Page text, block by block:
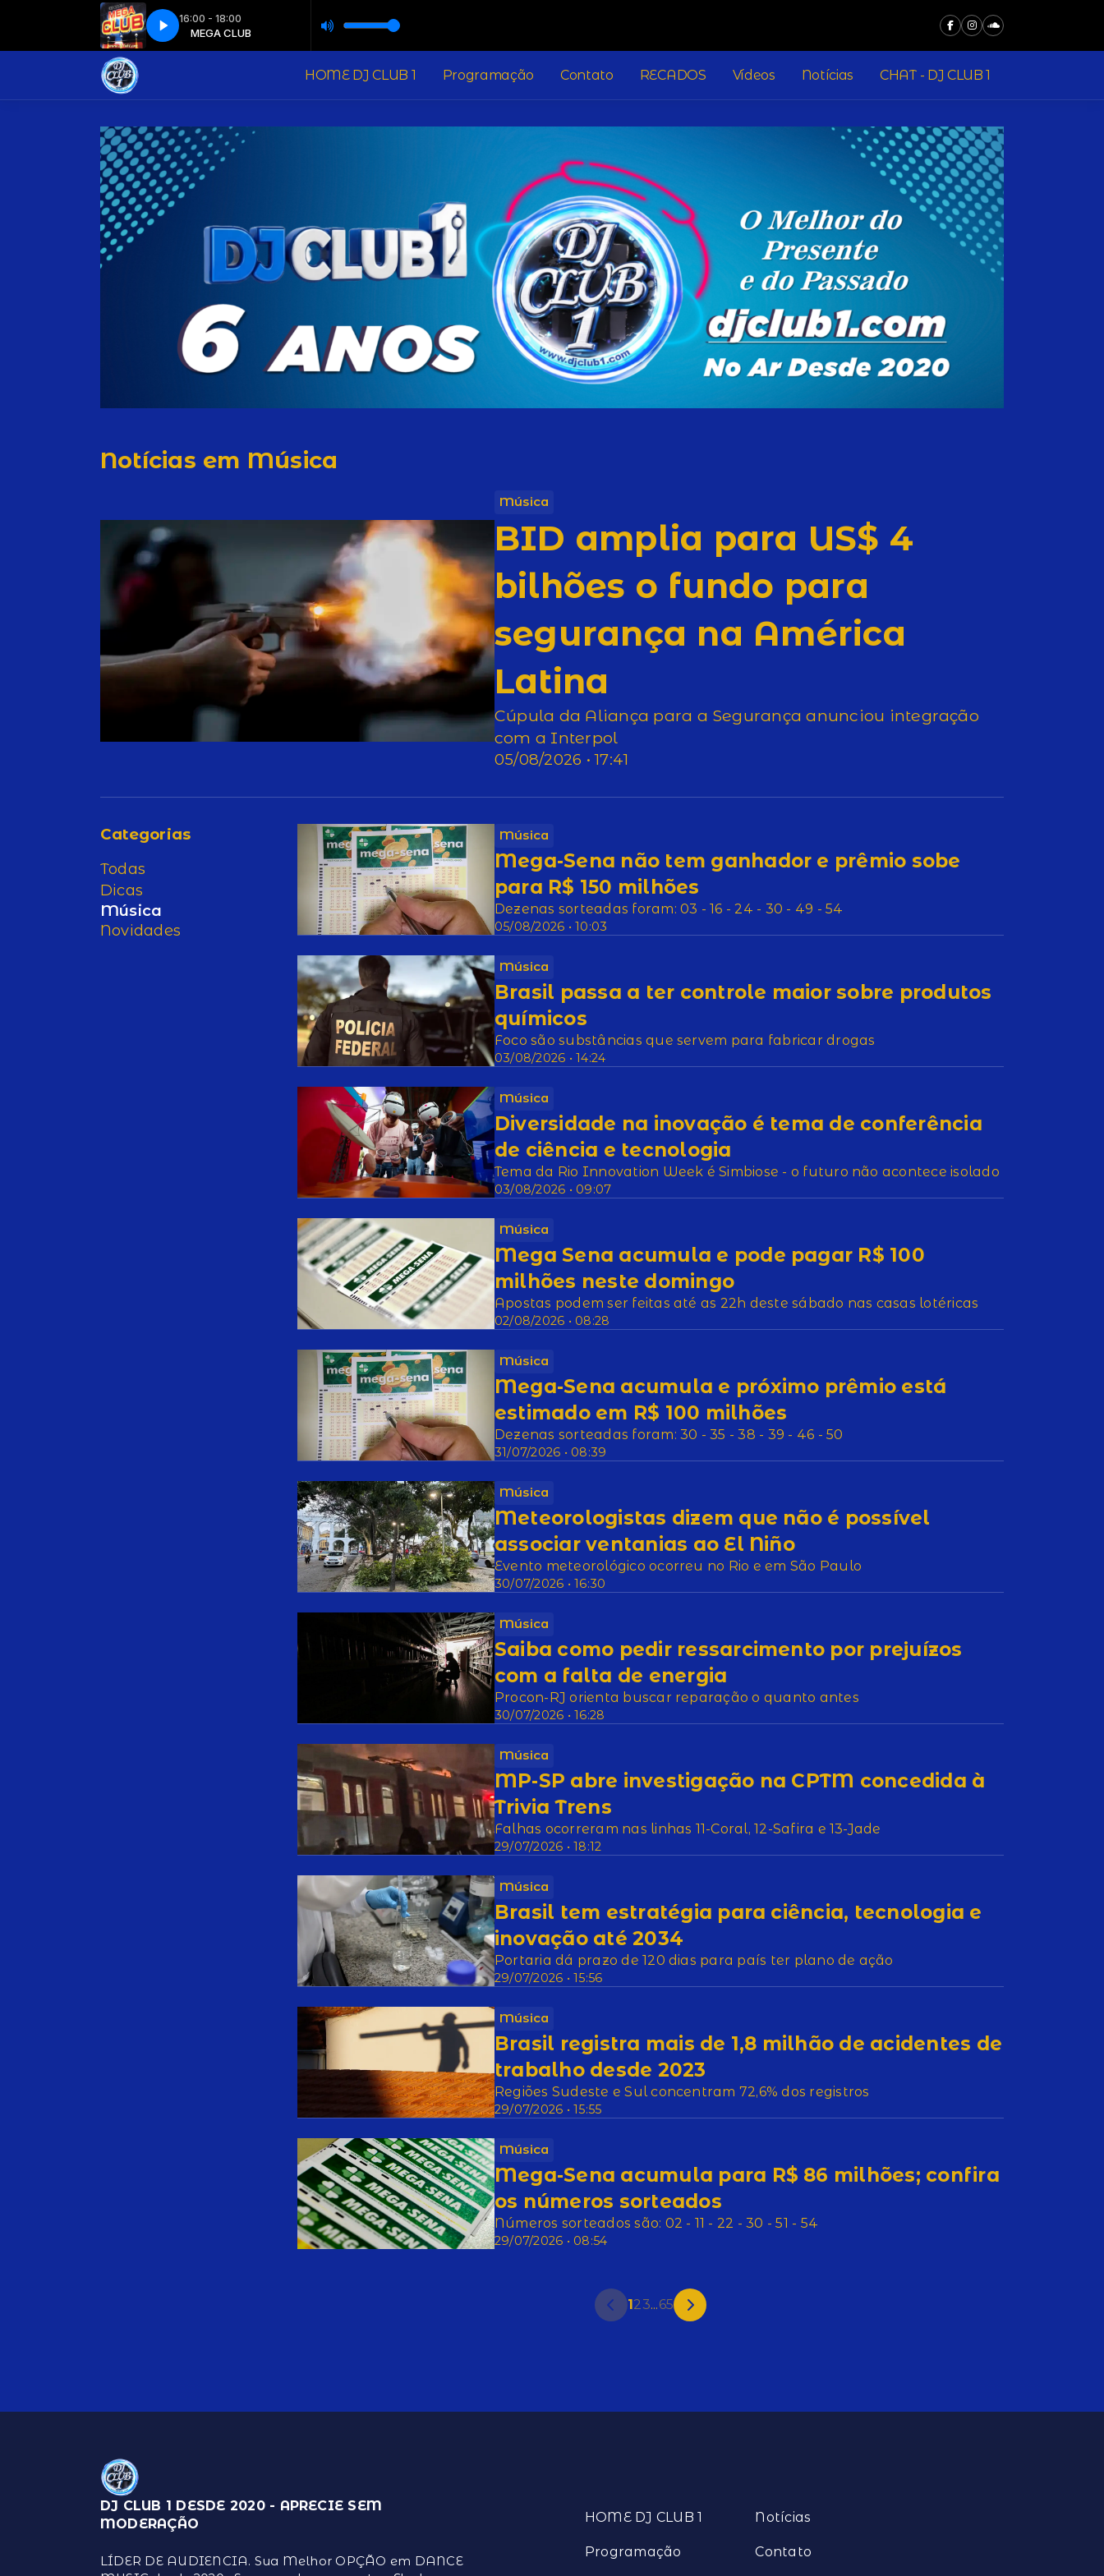
16:00 - 18:00
MEGA CLUB MEGA CLUB
Sabrina Carpenter - Bring Your Love Madonna e Sabrina Carpenter - Bring Your Love
HOME DJ CLUB 1 Programação Contato RECADOS Vídeos Notícias CHAT - DJ CLUB 1
Notícias em Música
Música
05/08/2026 • 17:41
BID amplia para US$ 4
bilhões o fundo para
segurança na América
Latina
Cúpula da Aliança para a Segurança anunciou integração
com a Interpol
Categorias
Todas
Dicas
Música
Novidades
Música
05/08/2026 • 10:03
Mega-Sena não tem ganhador e prêmio sobe
para R$ 150 milhões
Dezenas sorteadas foram: 03 - 16 - 24 - 30 - 49 - 54
Música
03/08/2026 • 14:24
Brasil passa a ter controle maior sobre produtos
químicos
Foco são substâncias que servem para fabricar drogas
Música
03/08/2026 • 09:07
Diversidade na inovação é tema de conferência
de ciência e tecnologia
Tema da Rio Innovation Week é Simbiose - o futuro não acontece isolado
Música
02/08/2026 • 08:28
Mega Sena acumula e pode pagar R$ 100
milhões neste domingo
Apostas podem ser feitas até as 22h deste sábado nas casas lotéricas
Música
31/07/2026 • 08:39
Mega-Sena acumula e próximo prêmio está
estimado em R$ 100 milhões
Dezenas sorteadas foram: 30 - 35 - 38 - 39 - 46 - 50
Música
30/07/2026 • 16:30
Meteorologistas dizem que não é possível
associar ventanias ao El Niño
Evento meteorológico ocorreu no Rio e em São Paulo
Música
30/07/2026 • 16:28
Saiba como pedir ressarcimento por prejuízos
com a falta de energia
Procon-RJ orienta buscar reparação o quanto antes
Música
29/07/2026 • 18:12
MP-SP abre investigação na CPTM concedida à
Trivia Trens
Falhas ocorreram nas linhas 11-Coral, 12-Safira e 13-Jade
Música
29/07/2026 • 15:56
Brasil tem estratégia para ciência, tecnologia e
inovação até 2034
Portaria dá prazo de 120 dias para país ter plano de ação
Música
29/07/2026 • 15:55
Brasil registra mais de 1,8 milhão de acidentes de
trabalho desde 2023
Regiões Sudeste e Sul concentram 72,6% dos registros
Música
29/07/2026 • 08:54
Mega-Sena acumula para R$ 86 milhões; confira
os números sorteados
Números sorteados são: 02 - 11 - 22 - 30 - 51 - 54
1 23...65
DJ CLUB 1 DESDE 2020 - APRECIE SEM
MODERAÇÃO
LÍDER DE AUDIENCIA. Sua Melhor OPÇÃO em DANCE
HOME DJ CLUB 1
Programação
Notícias
Contato